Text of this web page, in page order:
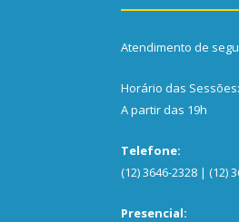
Atendimento de
Horário das
A partir das 19h
Telefone:
(12) 3646-2328 | (12)
Presencial: